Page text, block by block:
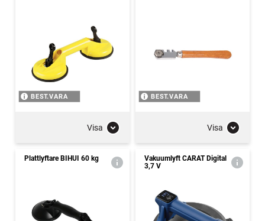
BEST.VARA
Visa
BEST.VARA
Visa
Plattlyftare BIHUI 60 kg
Vakuumlyft CARAT Digital
3,7 V